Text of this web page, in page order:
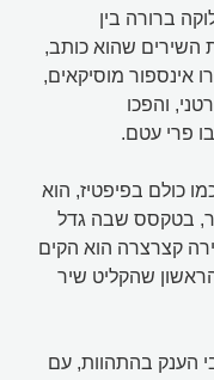
ברורה בין
השירים שהוא כותב,
אינספור מוסיקאים,
והפכו
פרי עטם.
כולם בפיפטיז, הוא
בטקסס שבה גדל
קצרצרה הוא הקים
שהקליט שיר
הענק בהתהוות, עם